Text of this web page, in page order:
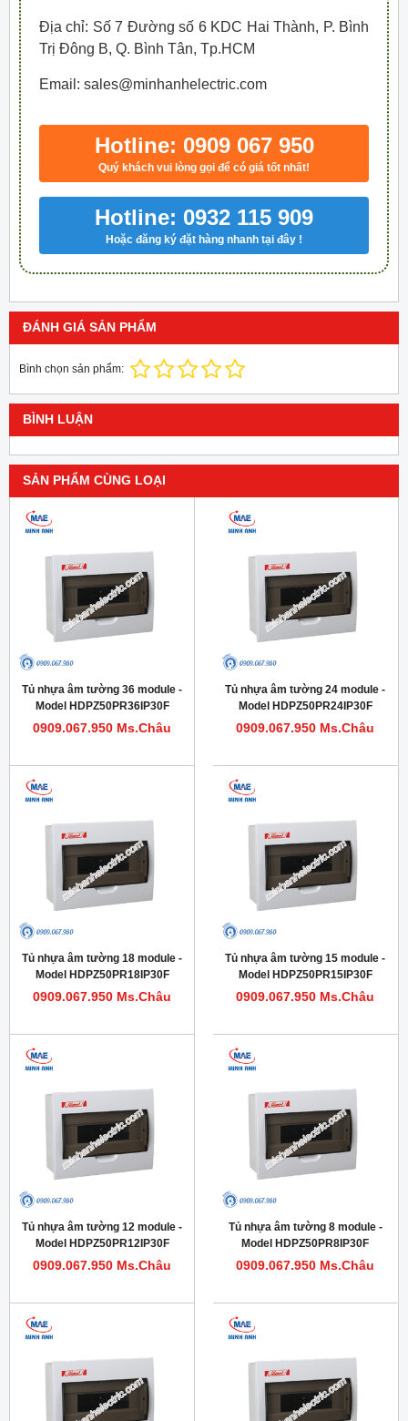
Địa chỉ: Số 7 Đường số 6 KDC Hai Thành, P. Bình
Trị Đông B, Q. Bình Tân, Tp.HCM
Email: sales@minhanhelectric.com
Hotline: 0909 067 950
Quý khách vui lòng gọi để có giá tốt nhất!
Hotline: 0932 115 909
Hoặc đăng ký đặt hàng nhanh tại đây !
ĐÁNH GIÁ SẢN PHẨM
Bình chọn sản phẩm:
BÌNH LUẬN
SẢN PHẨM CÙNG LOẠI
Tủ nhựa âm tường 36 module -
Model HDPZ50PR36IP30F
0909.067.950 Ms.Châu
Tủ nhựa âm tường 24 module -
Model HDPZ50PR24IP30F
0909.067.950 Ms.Châu
Tủ nhựa âm tường 18 module -
Model HDPZ50PR18IP30F
0909.067.950 Ms.Châu
Tủ nhựa âm tường 15 module -
Model HDPZ50PR15IP30F
0909.067.950 Ms.Châu
Tủ nhựa âm tường 12 module -
Model HDPZ50PR12IP30F
0909.067.950 Ms.Châu
Tủ nhựa âm tường 8 module -
Model HDPZ50PR8IP30F
0909.067.950 Ms.Châu